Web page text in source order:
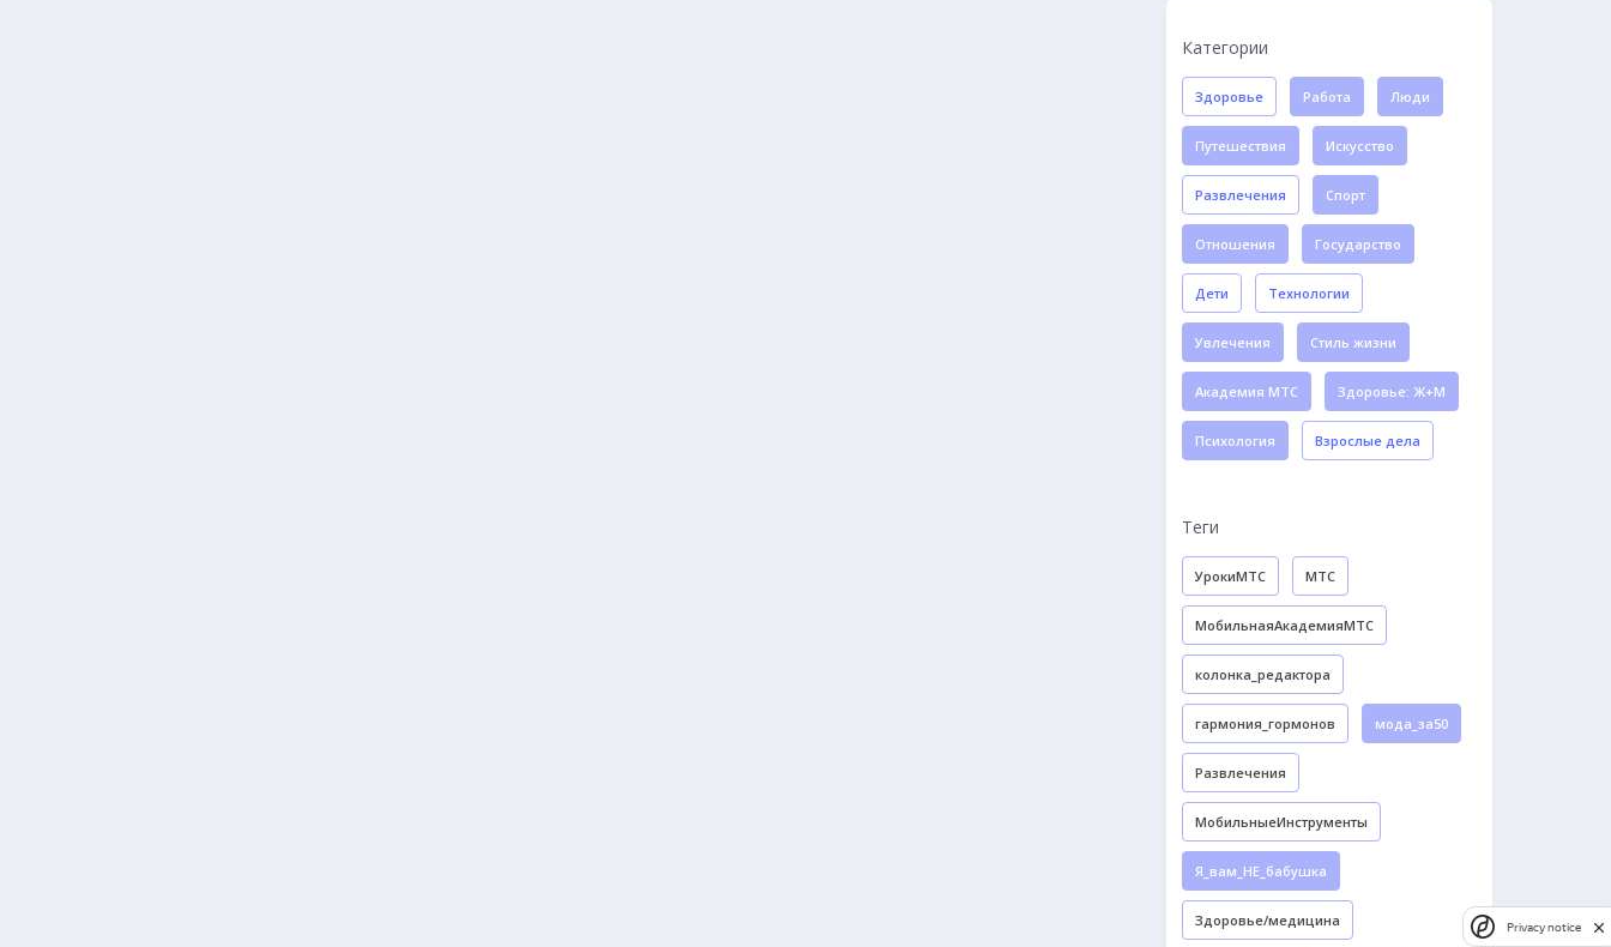
Категории
Здоровье Работа Люди
Путешествия Искусство
Развлечения Спорт
Отношения Государство
Дети Технологии
Увлечения Стиль жизни
Академия МТС Здоровье: Ж+М
Психология Взрослые дела
Теги
УрокиМТС МТС
МобильнаяАкадемияМТС
колонка_редактора
гармония_гормонов мода_за50
Развлечения
МобильныеИнструменты
Я_вам_НЕ_бабушка
Здоровье/медицина Privacy notice